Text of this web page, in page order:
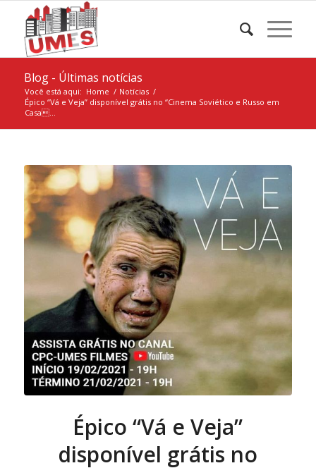
Blog - Últimas notícias
Você está aqui: Home / Notícias /
Épico “Vá e Veja” disponível grátis no “Cinema Soviético e Russo em
Casa...
Épico “Vá e Veja”
disponível grátis no